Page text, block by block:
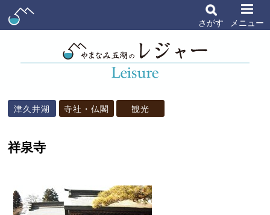
さがす メニュー
津久井湖 寺社・仏閣 観光
祥泉寺